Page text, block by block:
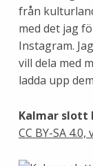
från
med det jag
Instagram.
vill dela med
ladda upp
Kalmar slott
CC BY-SA